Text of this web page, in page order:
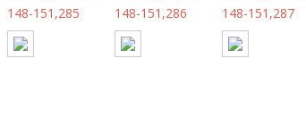
148-151,285
148-151,286
148-151,287